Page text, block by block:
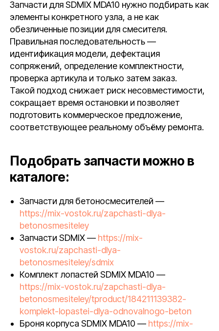
Запчасти для SDMIX MDA10 нужно подбирать как
элементы конкретного узла, а не как
обезличенные позиции для смесителя.
Правильная последовательность —
идентификация модели, дефектация
сопряжений, определение комплектности,
проверка артикула и только затем заказ.
Такой подход снижает риск несовместимости,
сокращает время остановки и позволяет
подготовить коммерческое предложение,
соответствующее реальному объёму ремонта.
Подобрать запчасти можно в
каталоге:
Запчасти для бетоносмесителей —
https://mix-vostok.ru/zapchasti-dlya-
betonosmesiteley
Запчасти SDMIX — https://mix-
vostok.ru/zapchasti-dlya-
betonosmesiteley/sdmix
Комплект лопастей SDMIX MDA10 —
https://mix-vostok.ru/zapchasti-dlya-
betonosmesiteley/tproduct/184211139382-
komplekt-lopastei-dlya-odnovalnogo-beton
Броня корпуса SDMIX MDA10 — https://mix-